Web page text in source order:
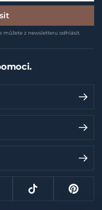
můžete z newsletteru odhlásit.